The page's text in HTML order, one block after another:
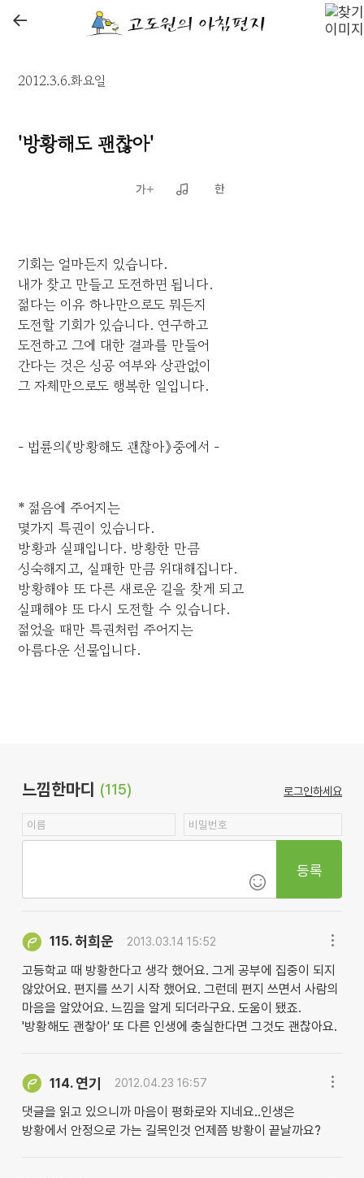
←
2012.3.6.화요일
'방황해도 괜찮아'
기회는 얼마든지 있습니다.
내가 찾고 만들고 도전하면 됩니다.
젊다는 이유 하나만으로도 뭐든지
도전할 기회가 있습니다. 연구하고
도전하고 그에 대한 결과를 만들어
간다는 것은 성공 여부와 상관없이
그 자체만으로도 행복한 일입니다.
- 법륜의《방황해도 괜찮아》중에서 -
* 젊음에 주어지는
몇가지 특권이 있습니다.
방황과 실패입니다. 방황한 만큼
성숙해지고, 실패한 만큼 위대해집니다.
방황해야 또 다른 새로운 길을 찾게 되고
실패해야 또 다시 도전할 수 있습니다.
젊었을 때만 특권처럼 주어지는
아름다운 선물입니다.
느낌한마디 (115) 로그인하세요
등록
115.허희운 2013.03.14 15:52
고등학교 때 방황한다고 생각 했어요. 그게 공부에 집중이 되지
않았어요. 편지를 쓰기 시작 했어요. 그런데 편지 쓰면서 사람의
마음을 알았어요. 느낌을 알게 되더라구요. 도움이 됐죠.
'방황해도 괜챃아' 또 다른 인생에 충실한다면 그것도 괜찮아요.
114. 연기 2012.04.23 16:57
댓글을 읽고 있으니까 마음이 평화로와 지네요..인생은
방황에서 안정으로 가는 길목인것 언제쯤 방황이 끝날까요?